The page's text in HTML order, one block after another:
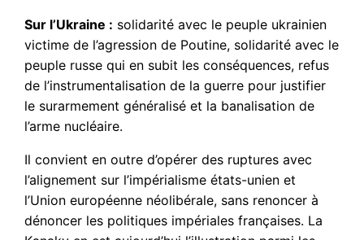
Sur l’Ukraine : solidarité avec le peuple ukrainien
victime de l’agression de Poutine, solidarité avec le
peuple russe qui en subit les conséquences, refus
de l’instrumentalisation de la guerre pour justifier
le surarmement généralisé et la banalisation de
l’arme nucléaire.
Il convient en outre d’opérer des ruptures avec
l’alignement sur l’impérialisme états-unien et
l’Union européenne néolibérale, sans renoncer à
dénoncer les politiques impériales françaises. La